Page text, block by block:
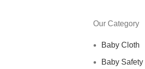
Our Category
Baby Cloth
Baby Safety